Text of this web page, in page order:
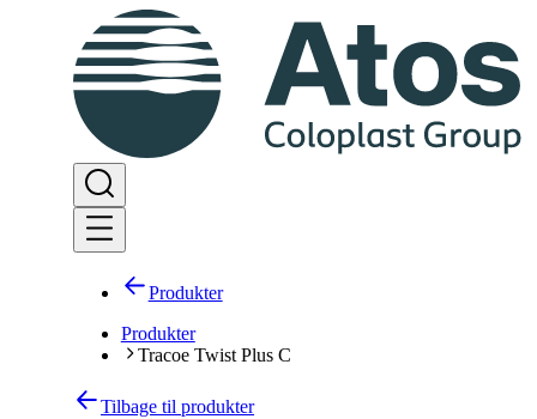
Produkter
Produkter
Tracoe Twist Plus C
Tilbage til produkter